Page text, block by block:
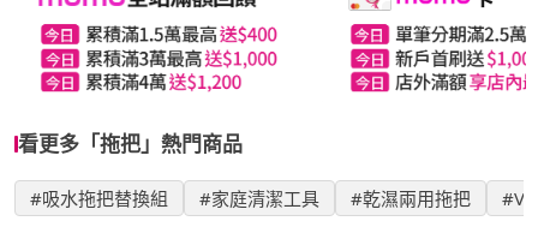
看更多「拖把」熱門商品
#吸水拖把替換組 #家庭清潔工具 #乾濕兩用拖把